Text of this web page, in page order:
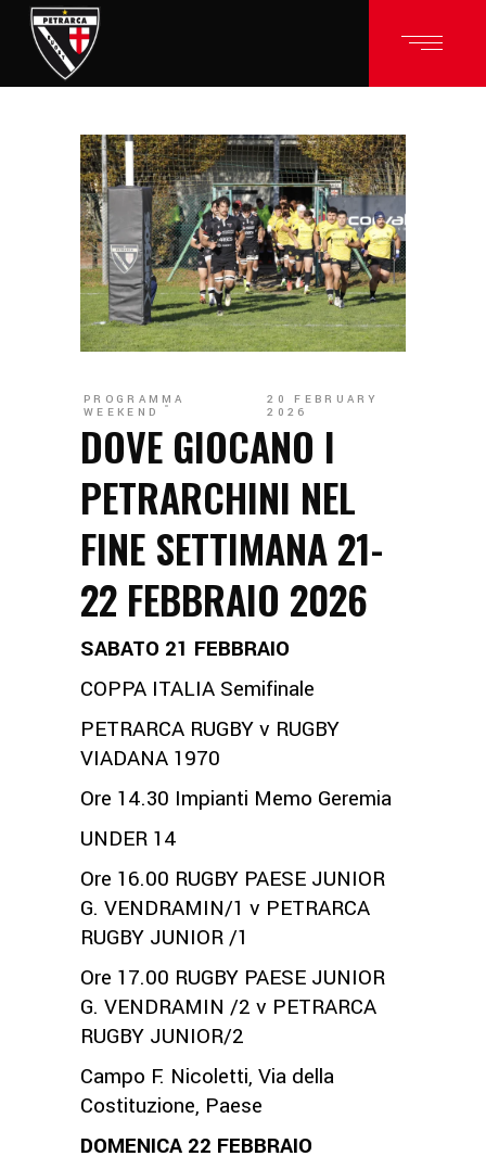
PROGRAMMA
WEEKEND
20 FEBRUARY
2026
DOVE GIOCANO I
PETRARCHINI NEL
FINE SETTIMANA 21-
22 FEBBRAIO 2026
SABATO 21 FEBBRAIO
COPPA ITALIA Semifinale
PETRARCA RUGBY v RUGBY
VIADANA 1970
Ore 14.30 Impianti Memo Geremia
UNDER 14
Ore 16.00 RUGBY PAESE JUNIOR
G. VENDRAMIN/1 v PETRARCA
RUGBY JUNIOR /1
Ore 17.00 RUGBY PAESE JUNIOR
G. VENDRAMIN /2 v PETRARCA
RUGBY JUNIOR/2
Campo F. Nicoletti, Via della
Costituzione, Paese
DOMENICA 22 FEBBRAIO